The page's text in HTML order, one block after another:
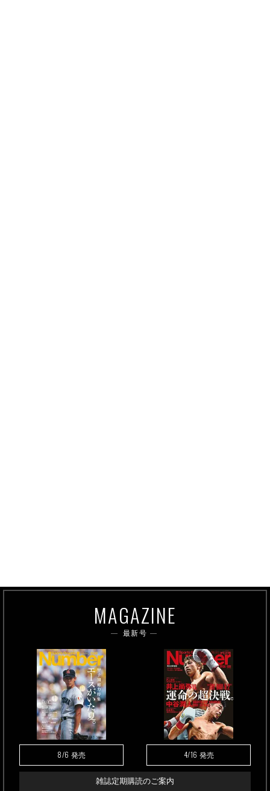
MAGAZINE
最新号
8/6 発売 4/16 発売
雑誌定期購読のご案内